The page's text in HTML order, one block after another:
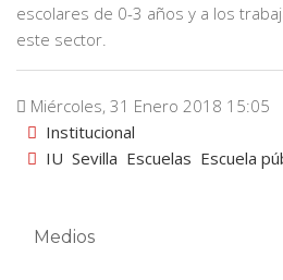
escolares de 0-3 años y a los
este sector.
Miércoles, 31 Enero 2018 15:05
Institucional
IU Sevilla Escuelas Escuela
Medios